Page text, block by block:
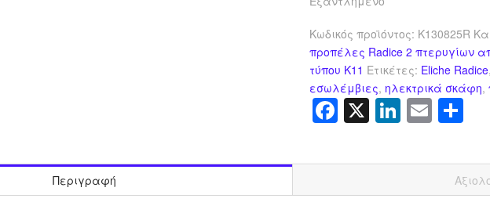
Κωδικός προϊόντος: K130825R
προπέλες Radice 2 πτερυγίων
τύπου K11 Ετικέτες: Eliche Radice
εσωλέμβιες, ηλεκτρικά σκάφη,
Facebook
X LinkedIn
Email
Περιγραφή